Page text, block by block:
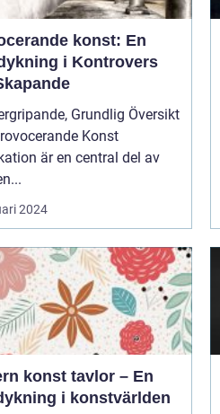
konst: En
i Kontrovers
Grundlig Översikt
Konst
är en central del av
2024
konst tavlor – En
i konstvärlden